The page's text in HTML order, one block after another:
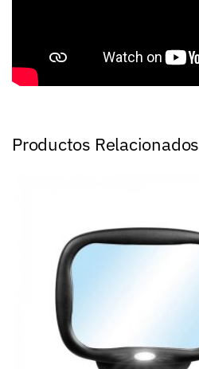
Productos Relacionados